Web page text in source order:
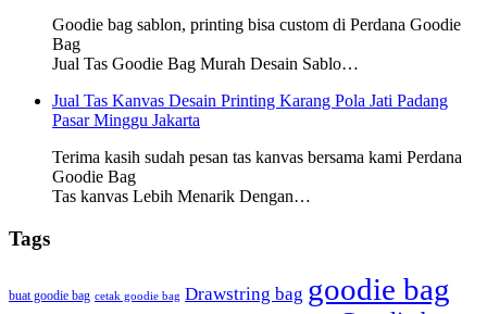
Goodie bag sablon, printing bisa custom di Perdana Goodie
Bag
Jual Tas Goodie Bag Murah Desain Sablo…
Jual Tas Kanvas Desain Printing Karang Pola Jati Padang
Pasar Minggu Jakarta
Terima kasih sudah pesan tas kanvas bersama kami Perdana
Goodie Bag
Tas kanvas Lebih Menarik Dengan…
Tags
buat goodie bag cetak goodie bag Drawstring bag goodie bag